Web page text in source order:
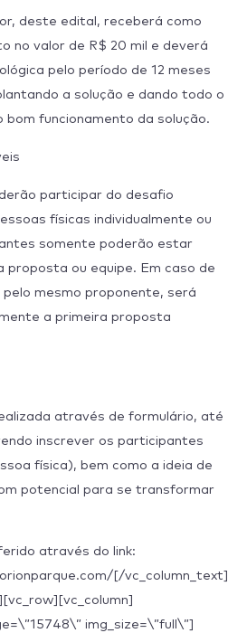
deste edital, receberá como
no valor de R$ 20 mil e deverá
pelo período de 12 meses
a solução e dando todo o
bom funcionamento da solução.
participar do desafio
físicas individualmente ou
somente poderão estar
proposta ou equipe. Em caso de
pelo mesmo proponente, será
a primeira proposta
através de formulário, até
inscrever os participantes
física), bem como a ideia de
potencial para se transformar
através do link:
[/vc_column_text]
img_size=\”full\”]